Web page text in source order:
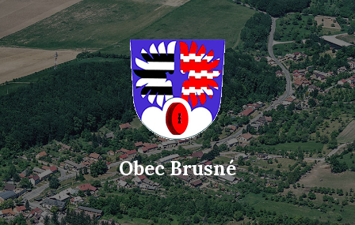
Obec Brusné